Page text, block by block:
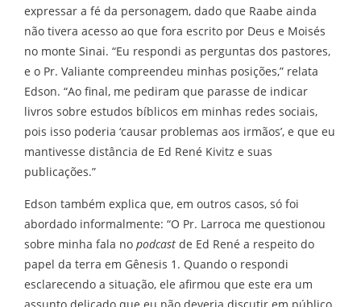
expressar a fé da personagem, dado que Raabe ainda
não tivera acesso ao que fora escrito por Deus e Moisés
no monte Sinai. “Eu respondi as perguntas dos pastores,
e o Pr. Valiante compreendeu minhas posições,” relata
Edson. “Ao final, me pediram que parasse de indicar
livros sobre estudos bíblicos em minhas redes sociais,
pois isso poderia ‘causar problemas aos irmãos’, e que eu
mantivesse distância de Ed René Kivitz e suas
publicações.”
Edson também explica que, em outros casos, só foi
abordado informalmente: “O Pr. Larroca me questionou
sobre minha fala no podcast de Ed René a respeito do
papel da terra em Gênesis 1. Quando o respondi
esclarecendo a situação, ele afirmou que este era um